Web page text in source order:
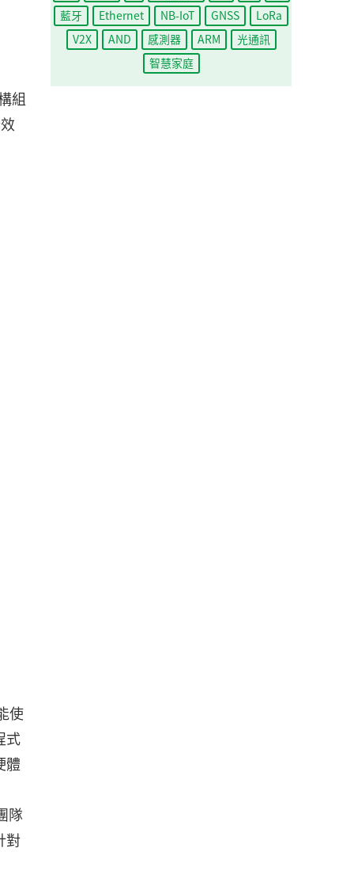
組
使
式
體
隊
對
藍牙
Ethernet NB-IoT GNSS
LoRa
V2X
AND 感測器 ARM
光通訊
智慧家庭